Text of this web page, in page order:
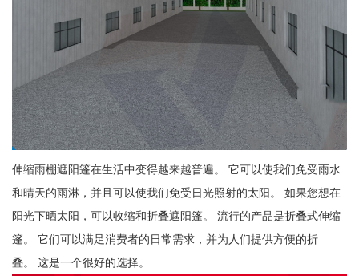
伸缩雨棚遮阳篷在生活中变得越来越普遍。 它可以使我们免受雨水
和晴天的雨淋，并且可以使我们免受日光照射的太阳。 如果您想在
阳光下晒太阳，可以收缩和折叠遮阳篷。 流行的产品是折叠式伸缩
篷。 它们可以满足消费者的日常需求，并为人们提供方便的折
叠。 这是一个很好的选择。